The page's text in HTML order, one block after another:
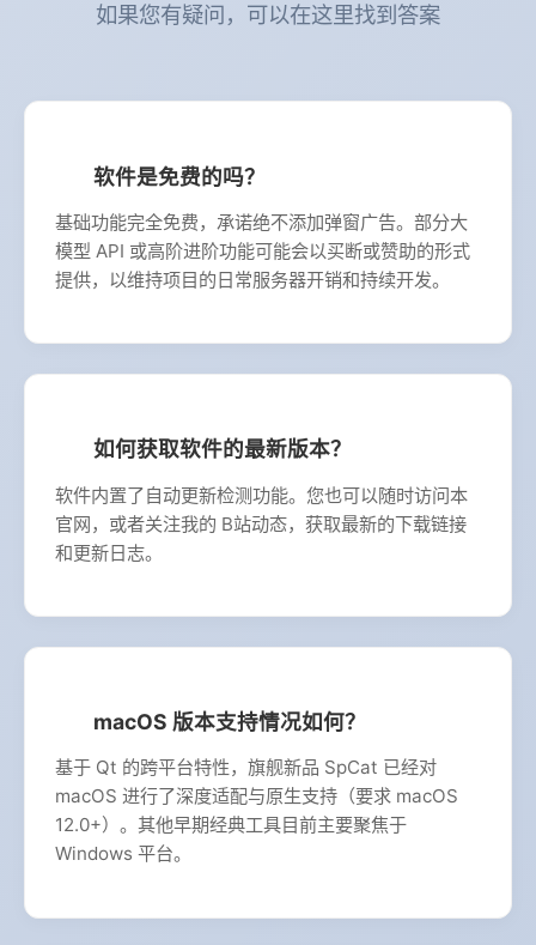
如果您有疑问，可以在这里找到答案
软件是免费的吗？
基础功能完全免费，承诺绝不添加弹窗广告。部分大
模型 API 或高阶进阶功能可能会以买断或赞助的形式
提供，以维持项目的日常服务器开销和持续开发。
如何获取软件的最新版本？
软件内置了自动更新检测功能。您也可以随时访问本
官网，或者关注我的 B站动态，获取最新的下载链接
和更新日志。
macOS 版本支持情况如何？
基于 Qt 的跨平台特性，旗舰新品 SpCat 已经对
macOS 进行了深度适配与原生支持（要求 macOS
12.0+）。其他早期经典工具目前主要聚焦于
Windows 平台。